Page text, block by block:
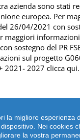
la migliore
Nei
la vostra
azienda sono stati
europea. Per
26/04/2021 con
maggiori
sostegno del PR
sul progetto
2021- 2027 clicca qui.
emonsitalia srl. |